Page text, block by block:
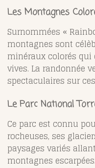
Les Montagnes
Surnommées «
montagnes sont
minéraux colorés
vives. La randonnée
spectaculaires sur
Le Parc National
Ce parc est connu
rocheuses, ses
paysages variés
montagnes escarpées.